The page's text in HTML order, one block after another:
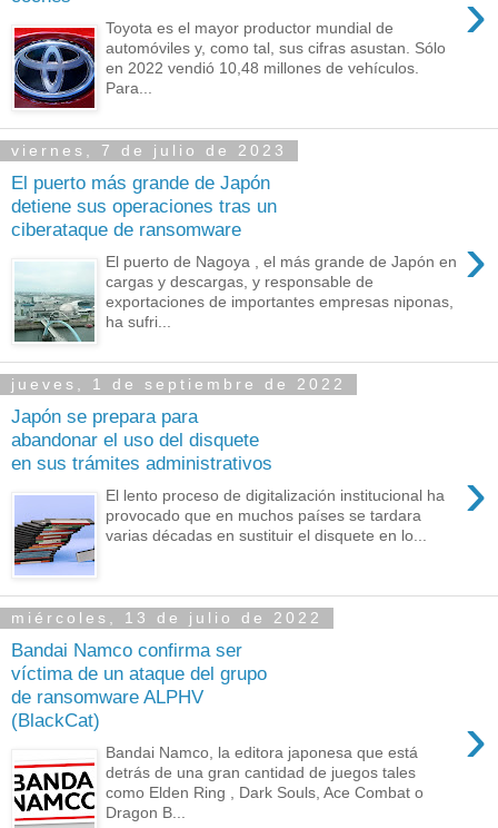
Toyota es el mayor productor mundial de
automóviles y, como tal, sus cifras asustan. Sólo
en 2022 vendió 10,48 millones de vehículos.
Para...
viernes, 7 de julio de 2023
El puerto más grande de Japón
detiene sus operaciones tras un
ciberataque de ransomware
›
El puerto de Nagoya , el más grande de Japón en
cargas y descargas, y responsable de
exportaciones de importantes empresas niponas,
ha sufri...
jueves, 1 de septiembre de 2022
Japón se prepara para
abandonar el uso del disquete
en sus trámites administrativos
›
El lento proceso de digitalización institucional ha
provocado que en muchos países se tardara
varias décadas en sustituir el disquete en lo...
miércoles, 13 de julio de 2022
Bandai Namco confirma ser
víctima de un ataque del grupo
de ransomware ALPHV
(BlackCat)
›
Bandai Namco, la editora japonesa que está
detrás de una gran cantidad de juegos tales
como Elden Ring , Dark Souls, Ace Combat o
Dragon B...